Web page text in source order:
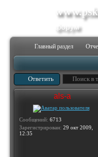
форум
Главный раздел
Ответить
als-a
Сообщений: 6713
Зарегистрирован: 29 окт 2009,
12:35